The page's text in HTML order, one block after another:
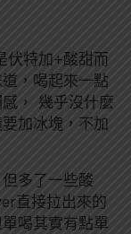
伏特加+酸甜而
，喝起來一點
， 幾乎沒什麼
加冰塊，不加
多了一些酸
直接拉出來的
喝其實有點單